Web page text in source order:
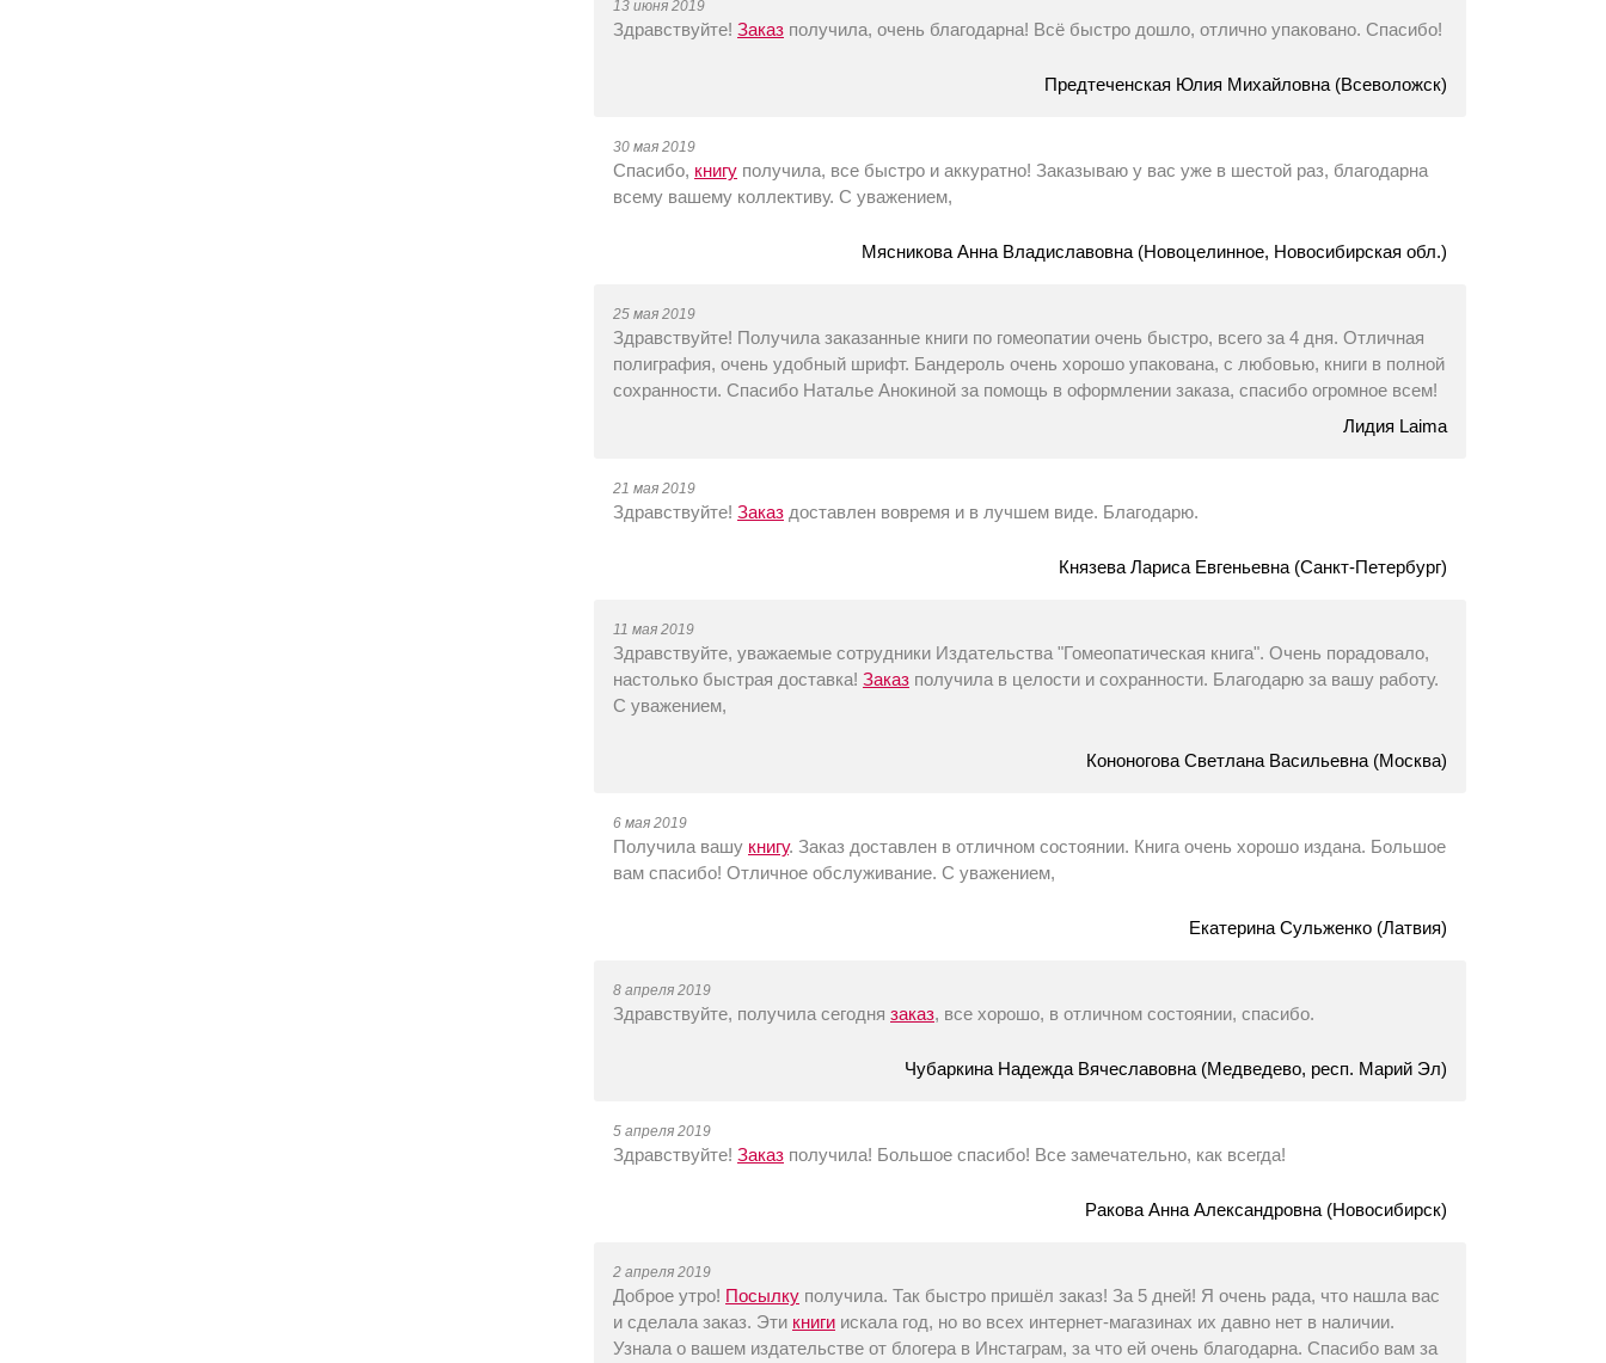
13 июня 2019
Здравствуйте! Заказ получила, очень благодарна! Всё быстро дошло, отлично упаковано. Спасибо!
Предтеченская Юлия Михайловна (Всеволожск)
30 мая 2019
Спасибо, книгу получила, все быстро и аккуратно! Заказываю у вас уже в шестой раз, благодарна
всему вашему коллективу. С уважением,
Мясникова Анна Владиславовна (Новоцелинное, Новосибирская обл.)
25 мая 2019
Здравствуйте! Получила заказанные книги по гомеопатии очень быстро, всего за 4 дня. Отличная
полиграфия, очень удобный шрифт. Бандероль очень хорошо упакована, с любовью, книги в полной
сохранности. Спасибо Наталье Анокиной за помощь в оформлении заказа, спасибо огромное всем!
Лидия Laima
21 мая 2019
Здравствуйте! Заказ доставлен вовремя и в лучшем виде. Благодарю.
Князева Лариса Евгеньевна (Санкт-Петербург)
11 мая 2019
Здравствуйте, уважаемые сотрудники Издательства "Гомеопатическая книга". Очень порадовало,
настолько быстрая доставка! Заказ получила в целости и сохранности. Благодарю за вашу работу.
С уважением,
Кононогова Светлана Васильевна (Москва)
6 мая 2019
Получила вашу книгу. Заказ доставлен в отличном состоянии. Книга очень хорошо издана. Большое
вам спасибо! Отличное обслуживание. С уважением,
Екатерина Сульженко (Латвия)
8 апреля 2019
Здравствуйте, получила сегодня заказ, все хорошо, в отличном состоянии, спасибо.
Чубаркина Надежда Вячеславовна (Медведево, респ. Марий Эл)
5 апреля 2019
Здравствуйте! Заказ получила! Большое спасибо! Все замечательно, как всегда!
Ракова Анна Александровна (Новосибирск)
2 апреля 2019
Доброе утро! Посылку получила. Так быстро пришёл заказ! За 5 дней! Я очень рада, что нашла вас
и сделала заказ. Эти книги искала год, но во всех интернет-магазинах их давно нет в наличии.
Узнала о вашем издательстве от блогера в Инстаграм, за что ей очень благодарна. Спасибо вам за